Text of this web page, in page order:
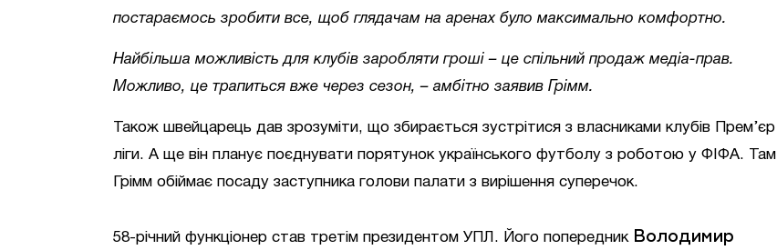
постараємось зробити все, щоб глядачам на аренах було максимально комфортно.
Найбільша можливість для клубів заробляти гроші – це спільний продаж медіа-прав.
Можливо, це трапиться вже через сезон, – амбітно заявив Грімм.
Також швейцарець дав зрозуміти, що збирається зустрітися з власниками клубів Прем’єр
ліги. А ще він планує поєднувати порятунок українського футболу з роботою у ФІФА. Там
Грімм обіймає посаду заступника голови палати з вирішення суперечок.
58-річний функціонер став третім президентом УПЛ. Його попередник Володимир